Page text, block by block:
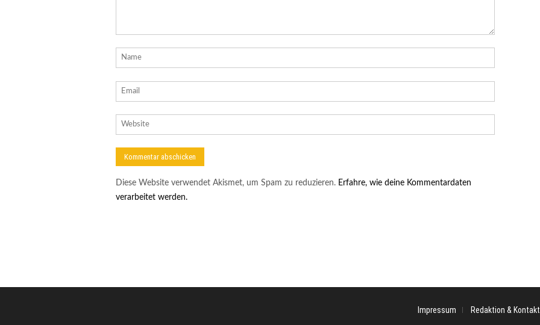
Diese Website verwendet Akismet, um Spam zu reduzieren. Erfahre, wie deine Kommentardaten
verarbeitet werden.
Impressum Redaktion & Kontakt